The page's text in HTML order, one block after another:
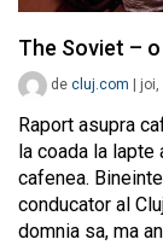
The Soviet –
de cluj.com joi,
Raport asupra
la coada la
cafenea.
conducator al
domnia sa, ma